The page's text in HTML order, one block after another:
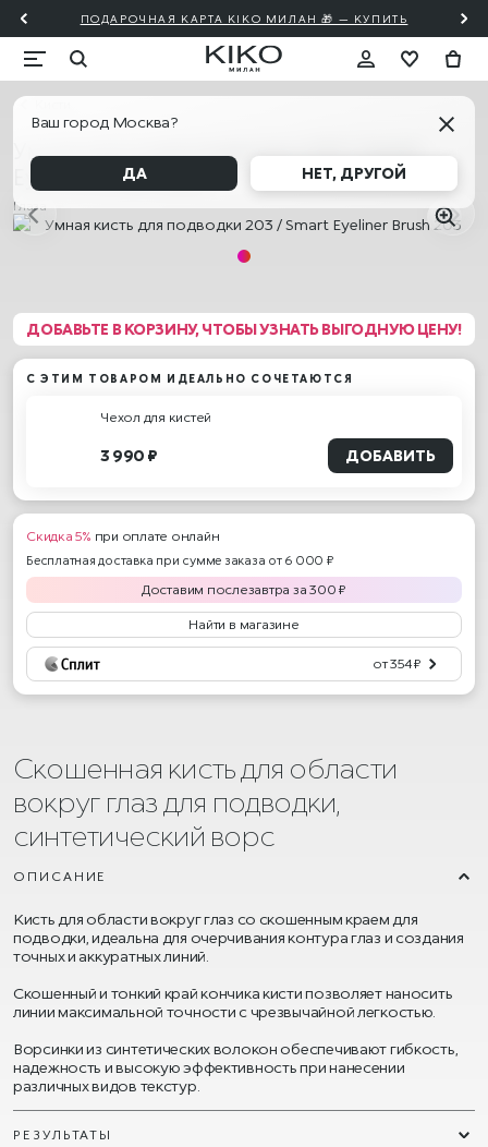
ПОДАРОЧНАЯ КАРТА KIKO МИЛАН 🎁 — КУПИТЬ
Ваш город Москва?
ДА НЕТ, ДРУГОЙ
Умная кисть для подводки 203 / Smart
Eyeliner Brush 203
Глаза
ДОБАВЬТЕ В КОРЗИНУ, ЧТОБЫ УЗНАТЬ ВЫГОДНУЮ ЦЕНУ!
С ЭТИМ ТОВАРОМ ИДЕАЛЬНО СОЧЕТАЮТСЯ
Чехол для кистей
3 990 ₽ ДОБАВИТЬ
Скидка 5% при оплате онлайн
Бесплатная доставка при сумме заказа от 6 000 ₽
Доставим послезавтра за300 ₽
Найти в магазине
от 354 ₽
Скошенная кисть для области
вокруг глаз для подводки,
синтетический ворс
ОПИСАНИЕ
Кисть для области вокруг глаз со скошенным краем для
подводки, идеальна для очерчивания контура глаз и создания
точных и аккуратных линий.
Скошенный и тонкий край кончика кисти позволяет наносить
линии максимальной точности с чрезвычайной легкостью.
Ворсинки из синтетических волокон обеспечивают гибкость,
надежность и высокую эффективность при нанесении
различных видов текстур.
РЕЗУЛЬТАТЫ